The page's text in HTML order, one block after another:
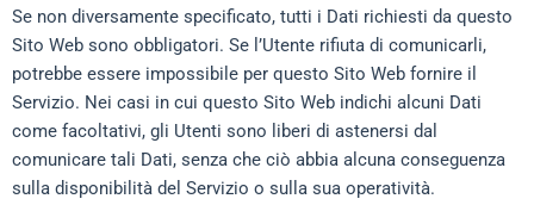
Se non diversamente specificato, tutti i Dati richiesti da questo
Sito Web sono obbligatori. Se l’Utente rifiuta di comunicarli,
potrebbe essere impossibile per questo Sito Web fornire il
Servizio. Nei casi in cui questo Sito Web indichi alcuni Dati
come facoltativi, gli Utenti sono liberi di astenersi dal
comunicare tali Dati, senza che ciò abbia alcuna conseguenza
sulla disponibilità del Servizio o sulla sua operatività.